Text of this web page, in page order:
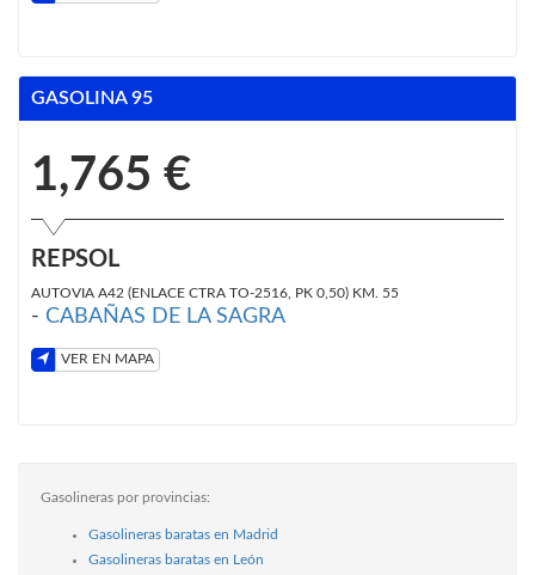
GASOLINA 95
1,765 €
REPSOL
AUTOVIA A42 (ENLACE CTRA TO-2516, PK 0,50) KM. 55
- CABAÑAS DE LA SAGRA
VER EN MAPA
Gasolineras por provincias:
Gasolineras baratas en Madrid
Gasolineras baratas en León